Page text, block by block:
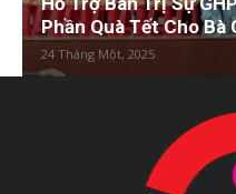
Phần Quà Tết Cho Bà
24 Tháng Một, 2025